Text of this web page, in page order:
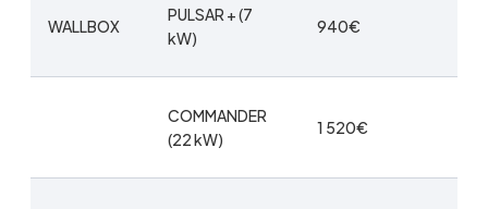
WALLBOX
PULSAR + (7
kW)
940€
COMMANDER
(22 kW)
1 520€